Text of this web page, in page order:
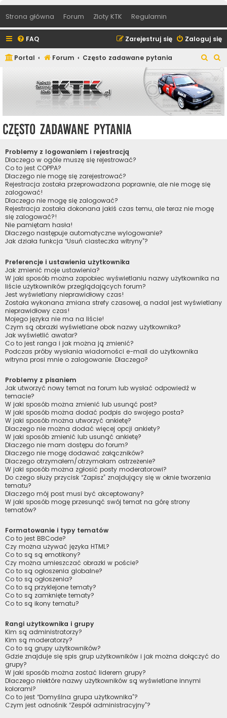
Strona główna Forum Zloty KTK Regulamin
FAQ Zaloguj się
Zarejestruj się
Portal Forum Często zadawane pytania
z
u
k
z
u
k
a
Często zadawane pytania
Problemy z logowaniem i rejestracją
Dlaczego w ogóle muszę się rejestrować?
Co to jest COPPA?
Dlaczego nie mogę się zarejestrować?
Rejestracja została przeprowadzona poprawnie, ale nie mogę się
zalogować!
Dlaczego nie mogę się zalogować?
Rejestracja została dokonana jakiś czas temu, ale teraz nie mogę
się zalogować?!
Nie pamiętam hasła!
Dlaczego następuje automatyczne wylogowanie?
Jak działa funkcja “Usuń ciasteczka witryny”?
Preferencje i ustawienia użytkownika
Jak zmienić moje ustawienia?
W jaki sposób można zapobiec wyświetlaniu nazwy użytkownika na
liście użytkowników przeglądających forum?
Jest wyświetlany nieprawidłowy czas!
Została wykonana zmiana strefy czasowej, a nadal jest wyświetlany
nieprawidłowy czas!
Mojego języka nie ma na liście!
Czym są obrazki wyświetlane obok nazwy użytkownika?
Jak wyświetlić awatar?
Co to jest ranga i jak można ją zmienić?
Podczas próby wysłania wiadomości e-mail do użytkownika
witryna prosi mnie o zalogowanie. Dlaczego?
Problemy z pisaniem
Jak utworzyć nowy temat na forum lub wysłać odpowiedź w
temacie?
W jaki sposób można zmienić lub usunąć post?
W jaki sposób można dodać podpis do swojego posta?
W jaki sposób można utworzyć ankietę?
Dlaczego nie można dodać więcej opcji ankiety?
W jaki sposób zmienić lub usunąć ankietę?
Dlaczego nie mam dostępu do forum?
Dlaczego nie mogę dodawać załączników?
Dlaczego otrzymałem/otrzymałam ostrzeżenie?
W jaki sposób można zgłosić posty moderatorowi?
Do czego służy przycisk “Zapisz” znajdujący się w oknie tworzenia
tematu?
Dlaczego mój post musi być akceptowany?
W jaki sposób mogę przesunąć swój temat na górę strony
tematów?
Formatowanie i typy tematów
Co to jest BBCode?
Czy można używać języka HTML?
Co to są są emotikony?
Czy można umieszczać obrazki w poście?
Co to są ogłoszenia globalne?
Co to są ogłoszenia?
Co to są przyklejone tematy?
Co to są zamknięte tematy?
Co to są ikony tematu?
Rangi użytkownika i grupy
Kim są administratorzy?
Kim są moderatorzy?
Co to są grupy użytkowników?
Gdzie znajduje się spis grup użytkowników i jak można dołączyć do
grupy?
W jaki sposób można zostać liderem grupy?
Dlaczego niektóre nazwy użytkowników są wyświetlane innymi
kolorami?
Co to jest “Domyślna grupa użytkownika”?
Czym jest odnośnik “Zespół administracyjny”?